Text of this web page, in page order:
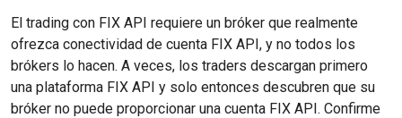
El trading con FIX API requiere un bróker que realmente
ofrezca conectividad de cuenta FIX API, y no todos los
brókers lo hacen. A veces, los traders descargan primero
una plataforma FIX API y solo entonces descubren que su
bróker no puede proporcionar una cuenta FIX API. Confirme